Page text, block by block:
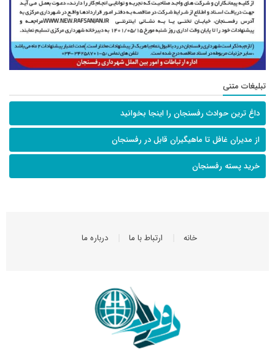
تبلیغات متنی
داغ ترین حوادث رفسنجان را اینجا بخوانید
از مدیران غافل تا ماهیگیران قابل در رفسنجان
خرید پسته رفسنجان
خانه ارتباط با ما درباره ما